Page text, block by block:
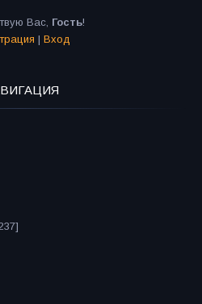
Вас, Гость!
| Вход